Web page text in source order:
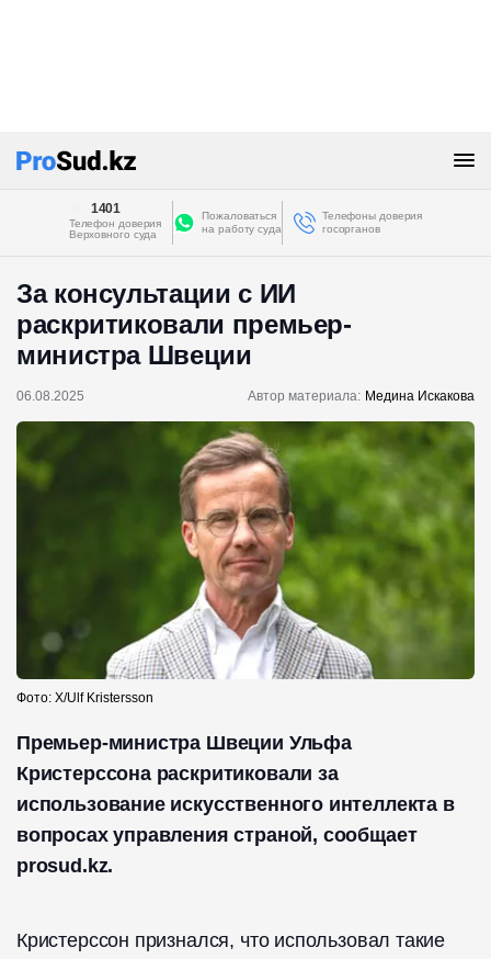
1401
Телефон доверия
Верховного суда
Пожаловаться
на работу суда
Телефоны доверия
госорганов
За консультации с ИИ
раскритиковали премьер-
министра Швеции
06.08.2025 Автор материала: Медина Искакова
Фото: Х/Ulf Kristersson
Премьер-министра Швеции Ульфа
Кристерссона раскритиковали за
использование искусственного интеллекта в
вопросах управления страной, сообщает
prosud.kz.
Кристерссон признался, что использовал такие